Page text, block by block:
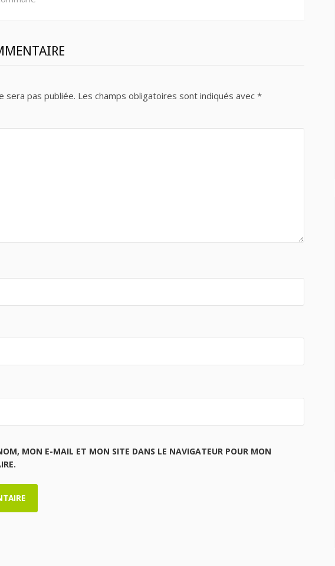
sera pas publiée. Les champs obligatoires sont indiqués avec *
MON E-MAIL ET MON SITE DANS LE NAVIGATEUR POUR MON